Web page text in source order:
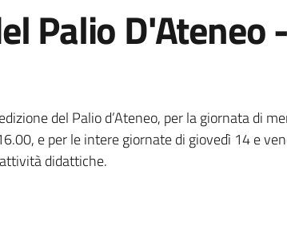
Palio D'Ateneo -
del Palio d’Ateneo, per la giornata di
e per le intere giornate di giovedì 14 e
didattiche.